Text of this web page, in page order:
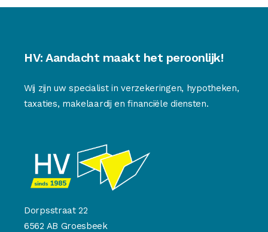
HV: Aandacht maakt het peroonlijk!
Wij zijn uw specialist in verzekeringen, hypotheken,
taxaties, makelaardij en financiële diensten.
Dorpsstraat 22
6562 AB Groesbeek